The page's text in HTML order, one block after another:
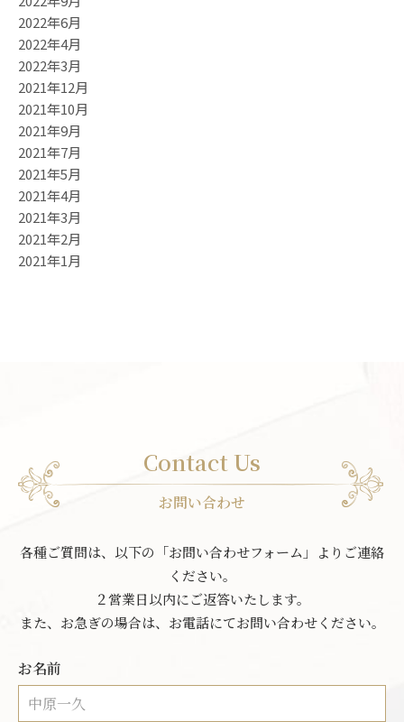
2022年6月
2022年4月
2022年3月
2021年12月
2021年10月
2021年9月
2021年7月
2021年5月
2021年4月
2021年3月
2021年2月
2021年1月
Contact Us
お問い合わせ
各種ご質問は、以下の「お問い合わせフォーム」よりご連絡
ください。
２営業日以内にご返答いたします。
また、お急ぎの場合は、お電話にてお問い合わせください。
お名前